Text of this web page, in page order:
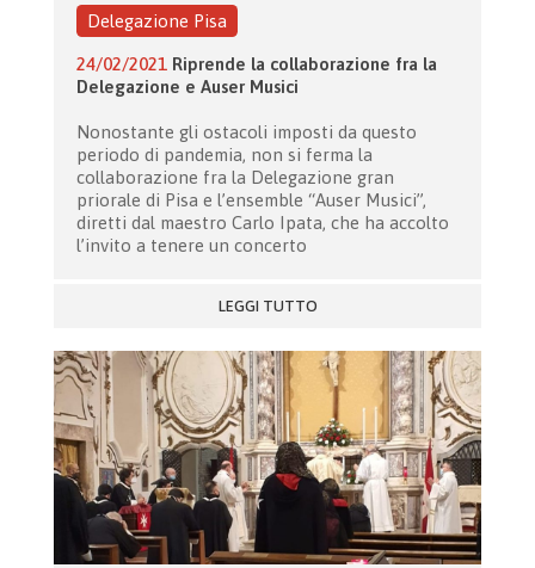
Delegazione Pisa
24/02/2021 Riprende la collaborazione fra la
Delegazione e Auser Musici
Nonostante gli ostacoli imposti da questo
periodo di pandemia, non si ferma la
collaborazione fra la Delegazione gran
priorale di Pisa e l’ensemble “Auser Musici”,
diretti dal maestro Carlo Ipata, che ha accolto
l’invito a tenere un concerto
LEGGI TUTTO